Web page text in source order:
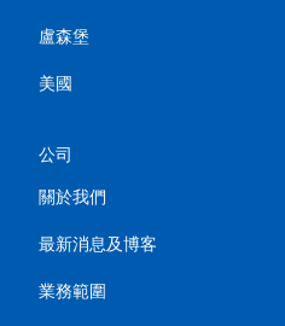
盧森堡
美國
公司
關於我們
最新消息及博客
業務範圍